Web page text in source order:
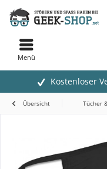
Kostenloser
Menü
Übersicht Tücher